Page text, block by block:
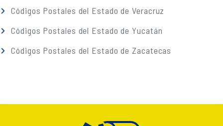
Códigos Postales del Estado de Veracruz
Códigos Postales del Estado de Yucatán
Códigos Postales del Estado de Zacatecas